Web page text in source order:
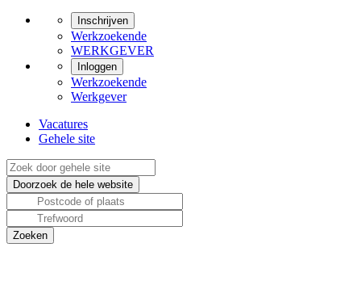
Inschrijven
Werkzoekende
WERKGEVER
Inloggen
Werkzoekende
Werkgever
Vacatures
Gehele site